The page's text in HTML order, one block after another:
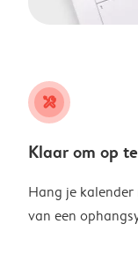
tools
Klaar om op
Hang je
van een